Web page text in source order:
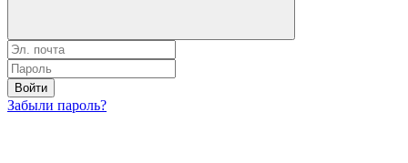
Войти
Забыли пароль?